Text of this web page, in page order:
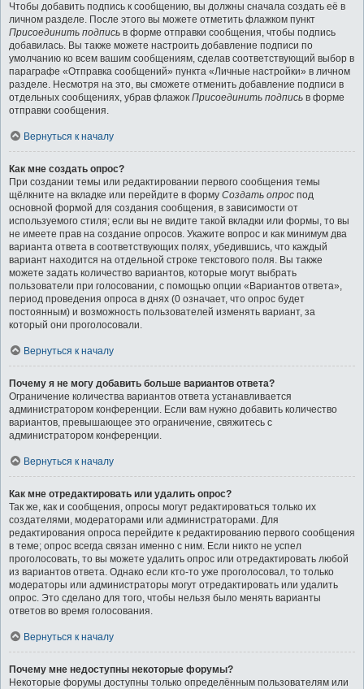
Чтобы добавить подпись к сообщению, вы должны сначала создать её в
личном разделе. После этого вы можете отметить флажком пункт
Присоединить подпись в форме отправки сообщения, чтобы подпись
добавилась. Вы также можете настроить добавление подписи по
умолчанию ко всем вашим сообщениям, сделав соответствующий выбор в
параграфе «Отправка сообщений» пункта «Личные настройки» в личном
разделе. Несмотря на это, вы сможете отменить добавление подписи в
отдельных сообщениях, убрав флажок Присоединить подпись в форме
отправки сообщения.
Вернуться к началу
Как мне создать опрос?
При создании темы или редактировании первого сообщения темы
щёлкните на вкладке или перейдите в форму Создать опрос под
основной формой для создания сообщения, в зависимости от
используемого стиля; если вы не видите такой вкладки или формы, то вы
не имеете прав на создание опросов. Укажите вопрос и как минимум два
варианта ответа в соответствующих полях, убедившись, что каждый
вариант находится на отдельной строке текстового поля. Вы также
можете задать количество вариантов, которые могут выбрать
пользователи при голосовании, с помощью опции «Вариантов ответа»,
период проведения опроса в днях (0 означает, что опрос будет
постоянным) и возможность пользователей изменять вариант, за
который они проголосовали.
Вернуться к началу
Почему я не могу добавить больше вариантов ответа?
Ограничение количества вариантов ответа устанавливается
администратором конференции. Если вам нужно добавить количество
вариантов, превышающее это ограничение, свяжитесь с
администратором конференции.
Вернуться к началу
Как мне отредактировать или удалить опрос?
Так же, как и сообщения, опросы могут редактироваться только их
создателями, модераторами или администраторами. Для
редактирования опроса перейдите к редактированию первого сообщения
в теме; опрос всегда связан именно с ним. Если никто не успел
проголосовать, то вы можете удалить опрос или отредактировать любой
из вариантов ответа. Однако если кто-то уже проголосовал, то только
модераторы или администраторы могут отредактировать или удалить
опрос. Это сделано для того, чтобы нельзя было менять варианты
ответов во время голосования.
Вернуться к началу
Почему мне недоступны некоторые форумы?
Некоторые форумы доступны только определённым пользователям или